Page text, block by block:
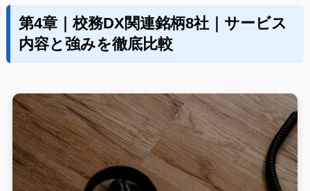
第4章｜校務DX関連銘柄8社｜サービス
内容と強みを徹底比較